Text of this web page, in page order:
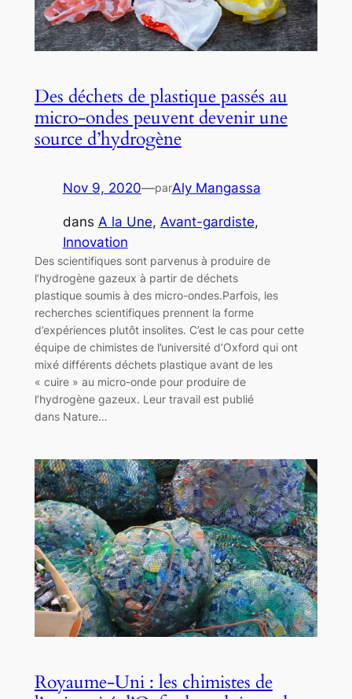
Des déchets de plastique passés au
micro-ondes peuvent devenir une
source d’hydrogène
Nov 9, 2020—parAly Mangassa
dans A la Une, Avant-gardiste
Innovation
Des scientifiques sont parvenus à produire de
l’hydrogène gazeux à partir de déchets
plastique soumis à des micro-ondes.Parfois, les
recherches scientifiques prennent la forme
d’expériences plutôt insolites. C’est le cas pour cette
équipe de chimistes de l’université d’Oxford qui ont
mixé différents déchets plastique avant de les
« cuire » au micro-onde pour produire de
l’hydrogène gazeux. Leur travail est publié
dans Nature…
Royaume-Uni : les chimistes de